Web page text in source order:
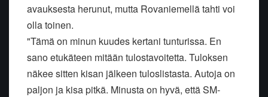
avauksesta herunut, mutta Rovaniemellä tahti voi
olla toinen.
"Tämä on minun kuudes kertani tunturissa. En
sano etukäteen mitään tulostavoitetta. Tuloksen
näkee sitten kisan jälkeen tuloslistasta. Autoja on
paljon ja kisa pitkä. Minusta on hyvä, että SM-